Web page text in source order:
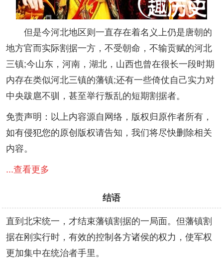
但是今河北地区则一直存在着名义上仍是唐朝的
地方官而实际割据一方，不受朝命，不输贡赋的河北
三镇;今山东，河南，湖北，山西也曾在很长一段时期
内存在类似河北三镇的藩镇;还有一些倚仗自己实力对
中央跋扈不驯，甚至举行叛乱的短期割据者。
免责声明：以上内容源自网络，版权归原作者所有，
如有侵犯您的原创版权请告知，我们将尽快删除相关
内容。
...查看更多
结语
直到北宋统一，才结束藩镇割据的一局面。但藩镇割
据在刚实行时，有效的控制各方诸侯的权力，使军权
更加集中在统治者手里。